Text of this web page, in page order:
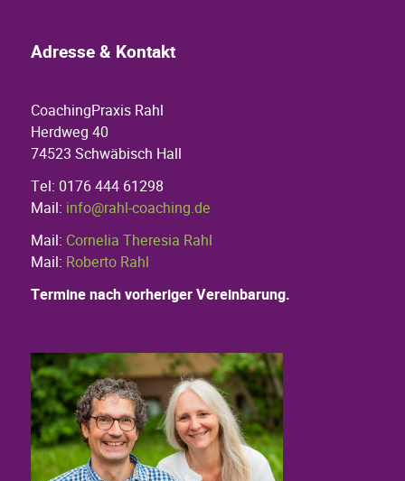
Adresse & Kontakt
CoachingPraxis Rahl
Herdweg 40
74523 Schwäbisch Hall
Tel: 0176 444 61298
Mail: info@rahl-coaching.de
Mail: Cornelia Theresia Rahl
Mail: Roberto Rahl
Termine nach vorheriger Vereinbarung.